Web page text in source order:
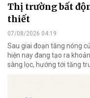
Thị trường bất
thiết
07/08/2026 04:19
Sau giai đoạn tăng nóng
hiện nay đang tạo ra
sàng lọc, hướng tới tăng